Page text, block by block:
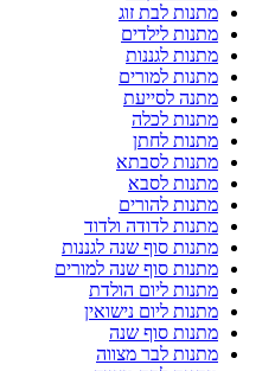
מתנות לבת זוג
מתנות לילדים
מתנות לגננות
מתנות למורים
מתנה לסייעת
מתנות לכלה
מתנות לחתן
מתנות לסבתא
מתנות לסבא
מתנות להורים
מתנות לדודה ולדוד
מתנות סוף שנה לגננות
מתנות סוף שנה למורים
מתנות ליום הולדת
מתנות ליום נישואין
מתנות סוף שנה
מתנות לבר מצווה